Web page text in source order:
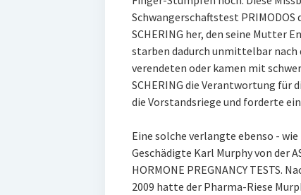
Schwangerschaftstest PRIMODOS
SCHERING her, den seine Mutter
starben dadurch unmittelbar
verendeten oder kamen mit
SCHERING die Verantwortung für
die Vorstandsriege und forderte
Eine solche verlangte ebenso -
Geschädigte Karl Murphy von der
HORMONE PREGNANCY TESTS.
2009 hatte der Pharma-Riese